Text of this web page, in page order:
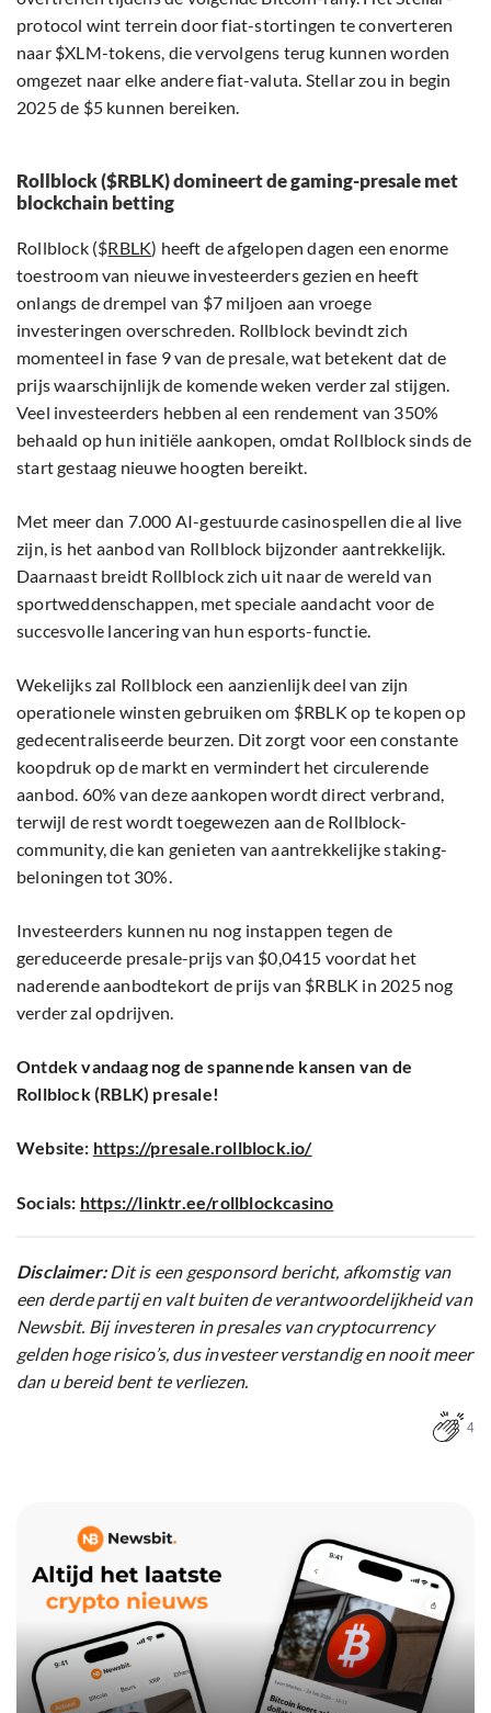
protocol wint terrein door fiat-stortingen te converteren
naar $XLM-tokens, die vervolgens terug kunnen worden
omgezet naar elke andere fiat-valuta. Stellar zou in begin
2025 de $5 kunnen bereiken.
Rollblock ($RBLK) domineert de gaming-presale met
blockchain betting
Rollblock ($RBLK) heeft de afgelopen dagen een enorme
toestroom van nieuwe investeerders gezien en heeft
onlangs de drempel van $7 miljoen aan vroege
investeringen overschreden. Rollblock bevindt zich
momenteel in fase 9 van de presale, wat betekent dat de
prijs waarschijnlijk de komende weken verder zal stijgen.
Veel investeerders hebben al een rendement van 350%
behaald op hun initiële aankopen, omdat Rollblock sinds de
start gestaag nieuwe hoogten bereikt.
Met meer dan 7.000 AI-gestuurde casinospellen die al live
zijn, is het aanbod van Rollblock bijzonder aantrekkelijk.
Daarnaast breidt Rollblock zich uit naar de wereld van
sportweddenschappen, met speciale aandacht voor de
succesvolle lancering van hun esports-functie.
Wekelijks zal Rollblock een aanzienlijk deel van zijn
operationele winsten gebruiken om $RBLK op te kopen op
gedecentraliseerde beurzen. Dit zorgt voor een constante
koopdruk op de markt en vermindert het circulerende
aanbod. 60% van deze aankopen wordt direct verbrand,
terwijl de rest wordt toegewezen aan de Rollblock-
community, die kan genieten van aantrekkelijke staking-
beloningen tot 30%.
Investeerders kunnen nu nog instappen tegen de
gereduceerde presale-prijs van $0,0415 voordat het
naderende aanbodtekort de prijs van $RBLK in 2025 nog
verder zal opdrijven.
Ontdek vandaag nog de spannende kansen van de
Rollblock (RBLK) presale!
Website: https://presale.rollblock.io/
Socials: https://linktr.ee/rollblockcasino
Disclaimer:Dit is een gesponsord bericht, afkomstig van
een derde partij en valt buiten de verantwoordelijkheid van
Newsbit. Bij investeren in presales van cryptocurrency
gelden hoge risico’s, dus investeer verstandig en nooit meer
dan u bereid bent te verliezen.
4